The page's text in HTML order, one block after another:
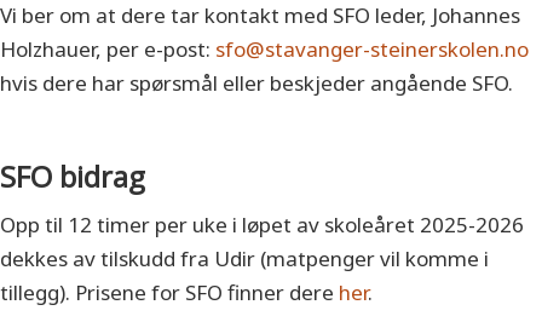
Vi ber om at dere tar kontakt med SFO leder, Johannes
Holzhauer, per e-post: sfo@stavanger-steinerskolen.no
hvis dere har spørsmål eller beskjeder angående SFO.
SFO bidrag
Opp til 12 timer per uke i løpet av skoleåret 2025-2026
dekkes av tilskudd fra Udir (matpenger vil komme i
tillegg). Prisene for SFO finner dere her.